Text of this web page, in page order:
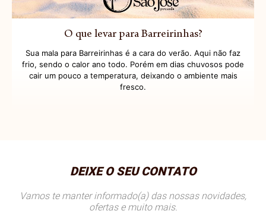
O que levar para Barreirinhas?
Sua mala para Barreirinhas é a cara do verão. Aqui não faz
frio, sendo o calor ano todo. Porém em dias chuvosos pode
cair um pouco a temperatura, deixando o ambiente mais
fresco.
DEIXE O SEU CONTATO
Vamos te manter informado(a) das nossas novidades,
ofertas e muito mais.